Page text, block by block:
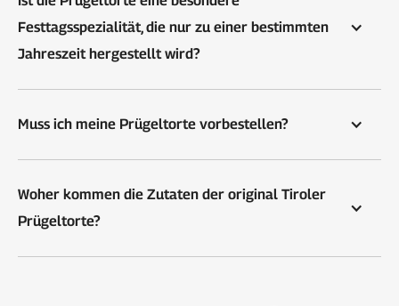
Festtagsspezialität, die nur zu einer bestimmten
Jahreszeit hergestellt wird?
Muss ich meine Prügeltorte vorbestellen?
Woher kommen die Zutaten der original Tiroler
Prügeltorte?